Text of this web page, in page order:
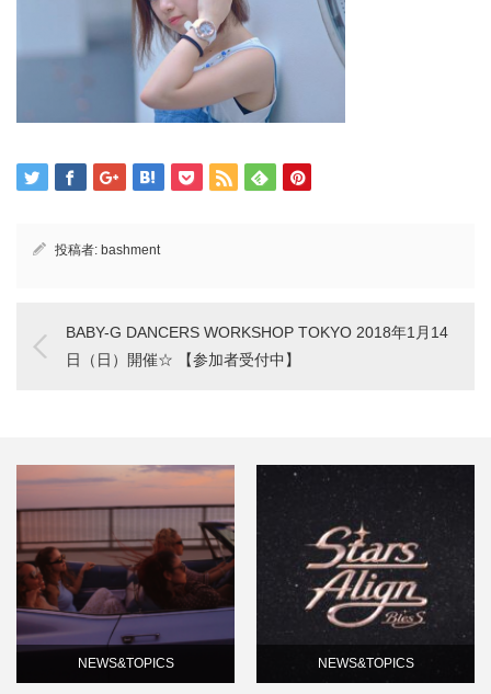
投稿者: bashment
BABY-G DANCERS WORKSHOP TOKYO 2018年1月14
日（日）開催☆ 【参加者受付中】
NEWS&TOPICS NEWS&TOPICS